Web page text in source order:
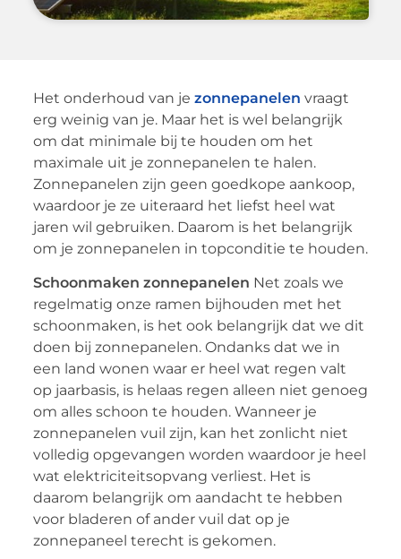
Het onderhoud van je zonnepanelen vraagt
erg weinig van je. Maar het is wel belangrijk
om dat minimale bij te houden om het
maximale uit je zonnepanelen te halen.
Zonnepanelen zijn geen goedkope aankoop,
waardoor je ze uiteraard het liefst heel wat
jaren wil gebruiken. Daarom is het belangrijk
om je zonnepanelen in topconditie te houden.
Schoonmaken zonnepanelen Net zoals we
regelmatig onze ramen bijhouden met het
schoonmaken, is het ook belangrijk dat we dit
doen bij zonnepanelen. Ondanks dat we in
een land wonen waar er heel wat regen valt
op jaarbasis, is helaas regen alleen niet genoeg
om alles schoon te houden. Wanneer je
zonnepanelen vuil zijn, kan het zonlicht niet
volledig opgevangen worden waardoor je heel
wat elektriciteitsopvang verliest. Het is
daarom belangrijk om aandacht te hebben
voor bladeren of ander vuil dat op je
zonnepaneel terecht is gekomen.